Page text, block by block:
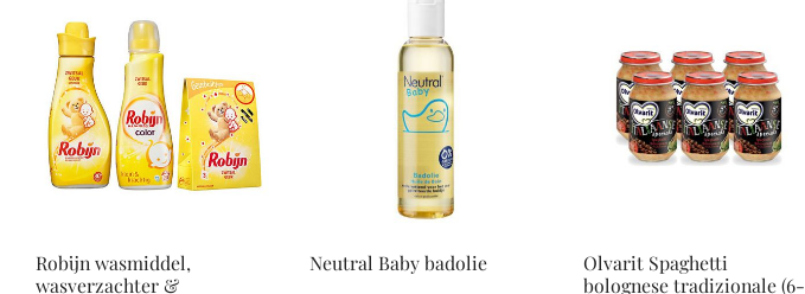
Robijn wasmiddel,
wasverzachter &
Neutral Baby badolie
Olvarit Spaghetti
bolognese tradizionale (6-